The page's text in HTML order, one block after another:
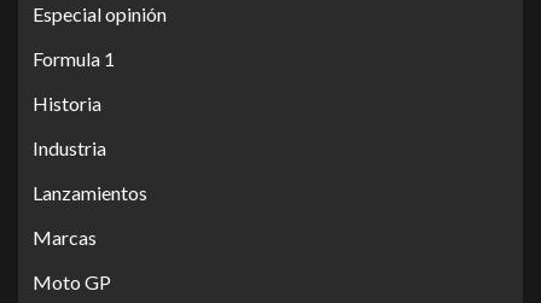
Especial opinión
Formula 1
Historia
Industria
Lanzamientos
Marcas
Moto GP